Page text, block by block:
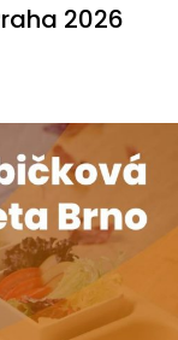
2026